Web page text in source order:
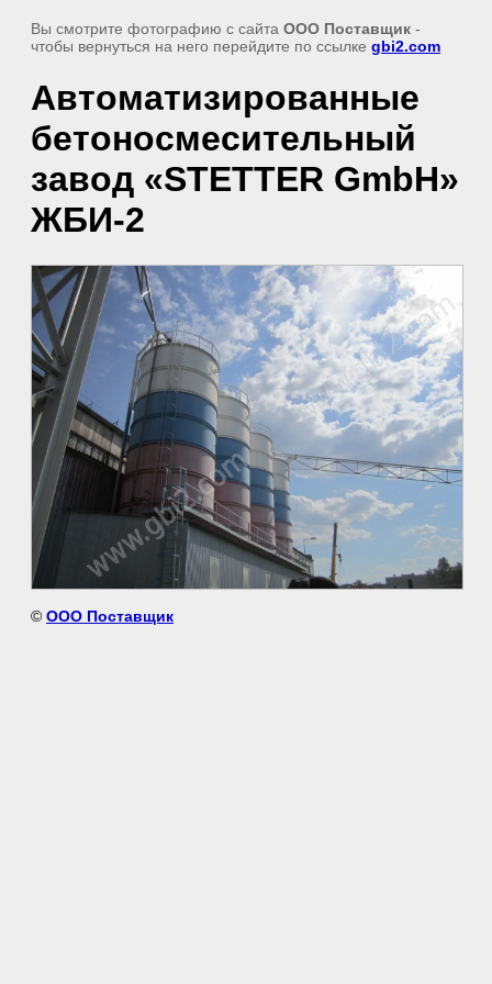
Вы смотрите фотографию с сайта ООО Поставщик -
чтобы вернуться на него перейдите по ссылке gbi2.com
Автоматизированные
бетоносмесительный
завод «STETTER GmbH»
ЖБИ-2
© ООО Поставщик